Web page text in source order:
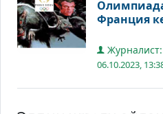
Франция
06.10.2023,